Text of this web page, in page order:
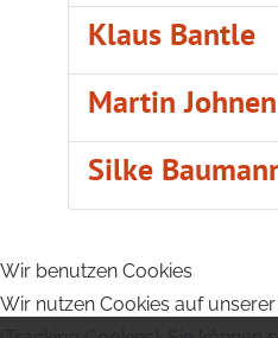
Klaus Bantle
Martin Johnen
Silke
Wir benutzen Cookies
Wir nutzen Cookies auf